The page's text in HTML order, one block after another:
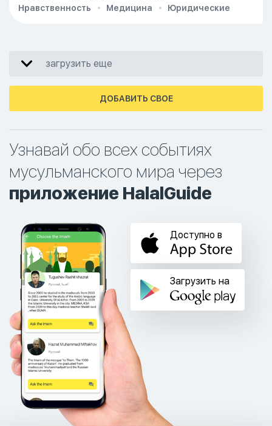
Нравственность
Медицина Юридические
загрузить еще
ДОБАВИТЬ СВОЕ
Узнавай обо всех событиях
мусульманского мира через
приложение HalalGuide
Доступно в
Загрузить на